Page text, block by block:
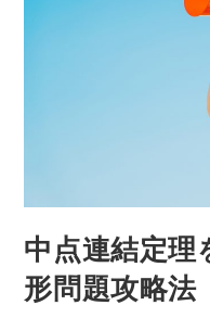
中点連結定理
形問題攻略法